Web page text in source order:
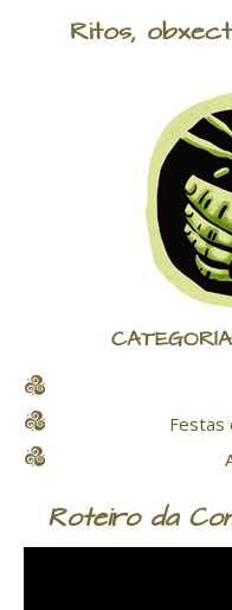
Ritos,
Festas
Roteiro da